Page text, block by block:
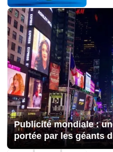
Publicité mondiale :
portée par les géants